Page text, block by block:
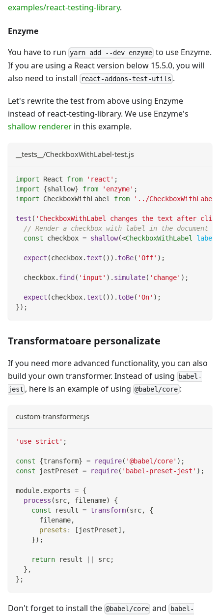
examples/react-testing-library.
Enzyme
You have to run yarn add --dev enzyme to use Enzyme.
If you are using a React version below 15.5.0, you will
also need to install
react-addons-test-utils .
Let's rewrite the test from above using Enzyme
instead of react-testing-library. We use Enzyme's
shallow renderer in this example.
__tests__/CheckboxWithLabel-test.js
import React from 'react' ;
import
{shallow} from 'enzyme' ;
import
CheckboxWithLabel from '../CheckboxWithLabel'
test ( 'CheckboxWithLabel changes the text after
// Render a checkbox with label in the document
const checkbox = shallow(<CheckboxWithLabel
expect (checkbox. text ( ) ) . toBe( 'Off' ) ;
  checkbox
. find ( 'input' ) . simulate( 'change' ) ;
expect (checkbox. text ( ) ) . toBe( 'On' ) ;
}) ;
Transformatoare personalizate
If you need more advanced functionality, you can also
build your own transformer. Instead of using
babel-
jest , here is an example of using@babel/core :
custom-transformer.js
'use strict' ;
const {transform} = require( '@babel/core' ) ;
const jestPreset = require( 'babel-preset-jest' ) ;
module. exports = {
process (src, filename)
{
const result = transform(src,
{
      filename
,
presets : [ jestPreset] ,
}) ;
return result src;
} ,
} ;
Don't forget to install the @babel/core and babel-